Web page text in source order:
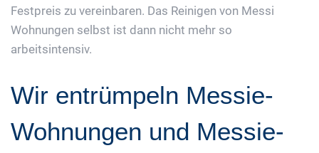
Festpreis zu vereinbaren. Das Reinigen von Messi
Wohnungen selbst ist dann nicht mehr so
arbeitsintensiv.
Wir entrümpeln Messie-
Wohnungen und Messie-